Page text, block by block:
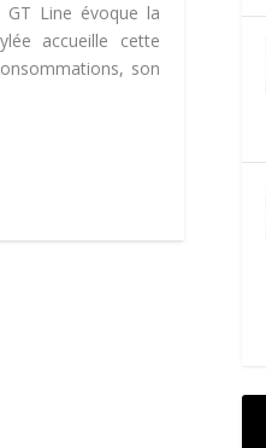
Line évoque la
accueille cette
son